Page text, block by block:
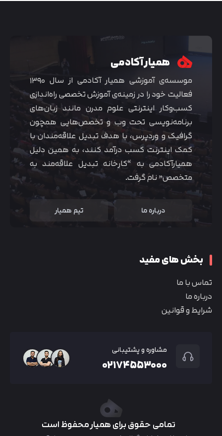
همیار آکادمی
موسسه‌ی آموزشی همیار آکادمی از سال ۱۳۹۰
فعالیت خود را در زمینه‌ی آموزش تخصصی راه‌اندازی
کسب‌و‌کار اینترنتی علوم مدرن مانند زبان‌های
برنامه‌نویسی تحت وب و تخصص‌هایی همچون
گرافیک و وردپرس، با هدف تبدیل علاقه‌مندان با
کمک اینترنت کسب درآمد کنند، به همین دلیل
همیارآکادمی به “کارخانه تبدیل علاقه‌مند به
متخصص” نام گرفت.
درباره ما تیم همیار
بخش های مفید
تماس با ما
درباره ما
شرایط و قوانین
مشاوره و پشتیبانی
۰۲۱۷۴۵۵۳۰۰۰
تمامی حقوق برای همیار محفوظ است
متوجه شدم